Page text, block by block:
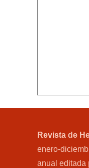
Revista de
enero-
anual editada